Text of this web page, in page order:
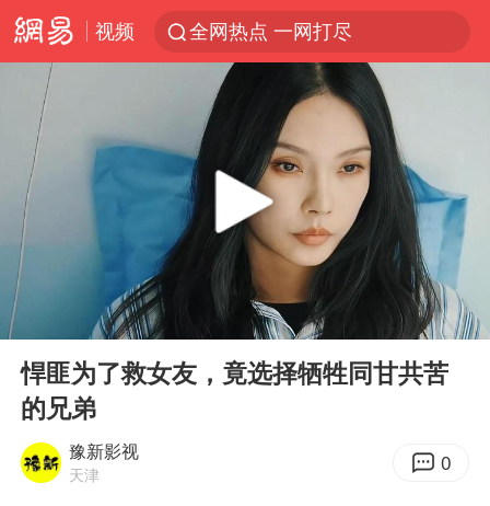
视频 全网热点 一网打尽
Play
06:02
悍匪为了救女友，竟选择牺牲同甘共苦
的兄弟
豫新影视
天津 0